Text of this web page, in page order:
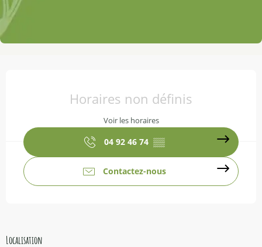
Horaires non définis
Voir les horaires
04 92 46 74 ▒▒
Contactez-nous
Localisation